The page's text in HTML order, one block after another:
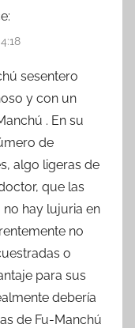
sesentero
y con un
. En su
de
algo ligeras de
que las
no hay lujuria en
no
o
para sus
debería
de Fu-Manchú